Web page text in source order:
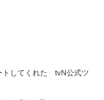
トしてくれた tvN公式ツ